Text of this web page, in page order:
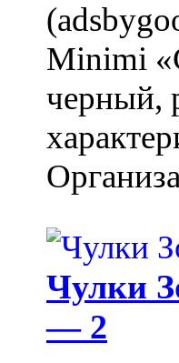
Minimi
черный,
Чулки
— 2